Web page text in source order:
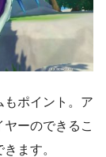
もポイント。ア
ーのできるこ
ます。